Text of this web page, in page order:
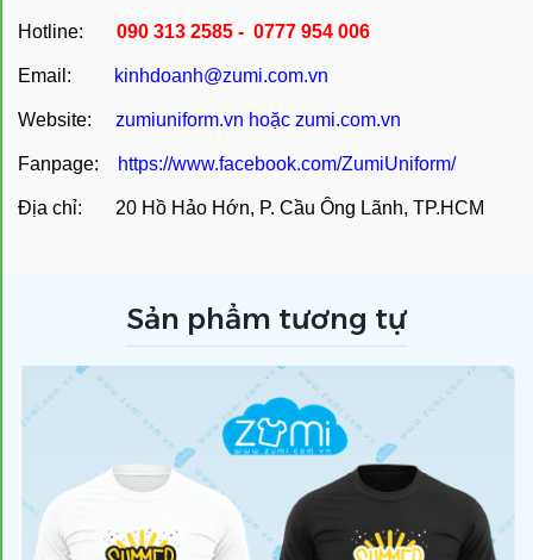
Hotline: 090 313 2585 - 0777 954 006
Email: kinhdoanh@zumi.com.vn
Website: zumiuniform.vn hoặc zumi.com.vn
Fanpage: https://www.facebook.com/ZumiUniform/
Địa chỉ: 20 Hồ Hảo Hớn, P. Cầu Ông Lãnh, TP.HCM
Sản phẩm tương tự